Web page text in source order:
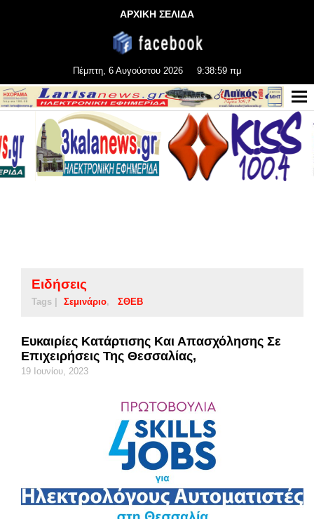
ΑΡΧΙΚΗ ΣΕΛΙΔΑ
Πέμπτη, 6 Αυγούστου 2026 9:39:00 πμ
Ειδήσεις
Tags | Σεμινάριο ΣΘΕΒ
Ευκαιρίες Κατάρτισης Και Απασχόλησης Σε
Επιχειρήσεις Της Θεσσαλίας,
19 Ιουνίου, 2023